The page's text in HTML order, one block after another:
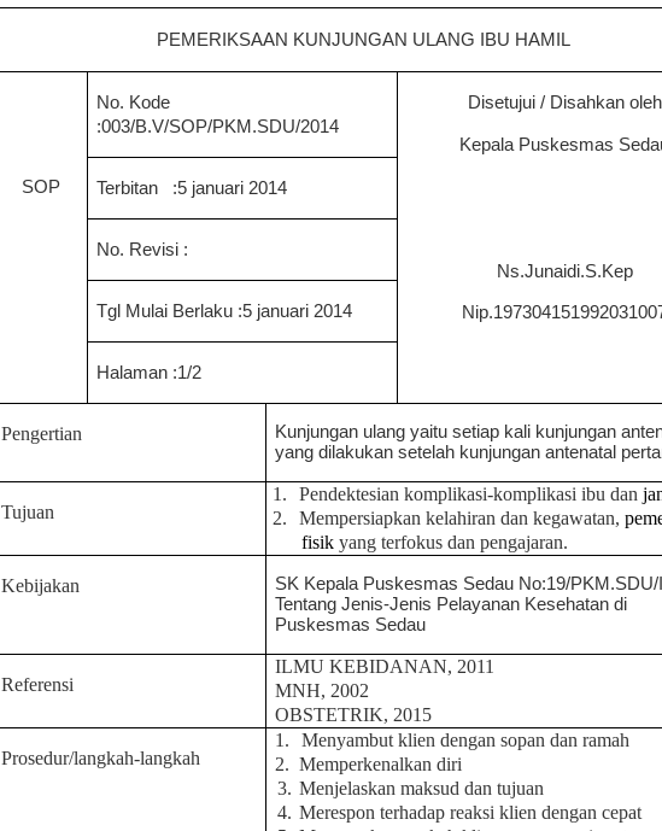
PEMERIKSAAN KUNJUNGAN ULANG IBU HAMIL
SOP
No. Kode
:003/B.V/SOP/PKM.SDU/2014
Disetujui / Disahkan oleh
Kepala Puskesmas
Ns.Junaidi.S.Kep
Nip.19
Terbitan :5 januari 2014
No. Revisi :
Tgl Mulai Berlaku :5 januari 2014
Halaman :1/2
Pengertian
Kunjungan ulang yaitu setiap kali kunjungan
yang dilakukan setelah kunjungan antenatal
Tujuan
1. Pendektesian komplikasi-komplikasi ibu dan
2.
Mempersiapkan kelahiran dan kegawatan,
fisikyang terfokus dan pengajaran.
Kebijakan SK Kepala Puskesmas Sedau No:19/PKM.SDU/
Tentang Jenis-Jenis Pelayanan Kesehatan di
Puskesmas Sedau
Referensi
ILMU KEBIDANAN, 2011
MNH, 2002
OBSTETRIK, 2015
Prosedur/langkah-langkah
1.
Menyambut klien dengan sopan dan ramah
2. Memperkenalkan diri
3. Menjelaskan maksud dan tujuan
4. Merespon terhadap reaksi klien dengan cepat